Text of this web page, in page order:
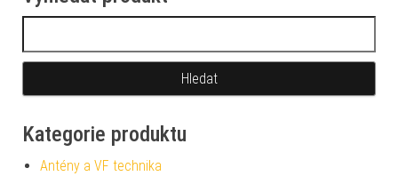
Kategorie produktu
Antény a VF technika